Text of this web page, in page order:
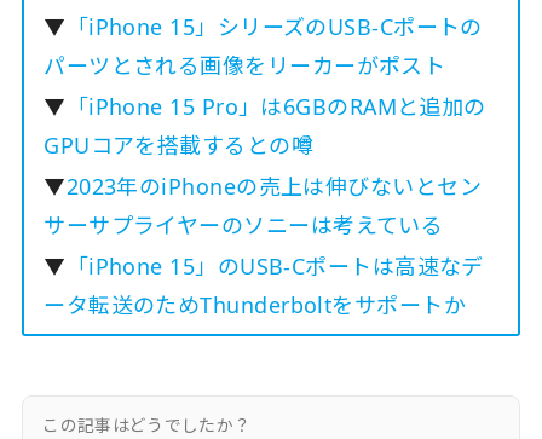
▼ 「iPhone 15」シリーズのUSB-Cポートの
パーツとされる画像をリーカーがポスト
▼ 「iPhone 15 Pro」は6GBのRAMと追加の
GPUコアを搭載するとの噂
▼2023年のiPhoneの売上は伸びないとセン
サーサプライヤーのソニーは考えている
▼ 「iPhone 15」のUSB-Cポートは高速なデ
ータ転送のためThunderboltをサポートか
この記事はどうでしたか？